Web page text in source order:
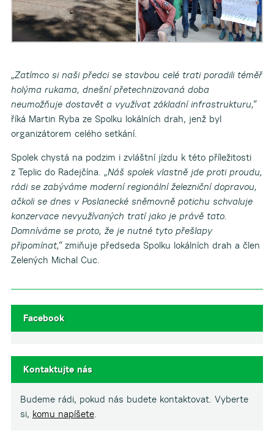
„Zatímco si naši předci se stavbou celé trati poradili téměř
holýma rukama, dnešní přetechnizovaná doba
neumožňuje dostavět a využívat základní infrastrukturu,“
říká Martin Ryba ze Spolku lokálních drah, jenž byl
organizátorem celého setkání.
Spolek chystá na podzim i zvláštní jízdu k této příležitosti
z Teplic do Radejčína. „Náš spolek vlastně jde proti proudu,
rádi se zabýváme moderní regionální železniční dopravou,
ačkoli se dnes v Poslanecké sněmovně potichu schvaluje
konzervace nevyužívaných tratí jako je právě tato.
Domníváme se proto, že je nutné tyto přešlapy
připomínat,“zmiňuje předseda Spolku lokálních drah a člen
Zelených Michal Cuc.
Facebook
Kontaktujte nás
Budeme rádi, pokud nás budete kontaktovat. Vyberte
si, komu napíšete.